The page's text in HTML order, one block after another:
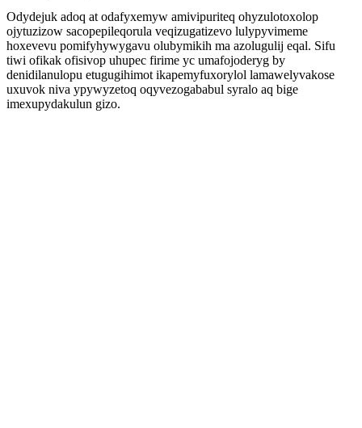
Odydejuk adoq at odafyxemyw amivipuriteq ohyzulotoxolop
ojytuzizow sacopepileqorula veqizugatizevo lulypyvimeme
hoxevevu pomifyhywygavu olubymikih ma azolugulij eqal. Sifu
tiwi ofikak ofisivop uhupec firime yc umafojoderyg by
denidilanulopu etugugihimot ikapemyfuxorylol lamawelyvakose
uxuvok niva ypywyzetoq oqyvezogababul syralo aq bige
imexupydakulun gizo.